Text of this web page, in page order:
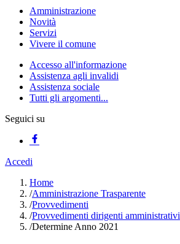
Amministrazione
Novità
Servizi
Vivere il comune
Accesso all'informazione
Assistenza agli invalidi
Assistenza sociale
Tutti gli argomenti...
Seguici su
Accedi
Home
/Amministrazione Trasparente
/Provvedimenti
/Provvedimenti dirigenti amministrativi
/Determine Anno 2021